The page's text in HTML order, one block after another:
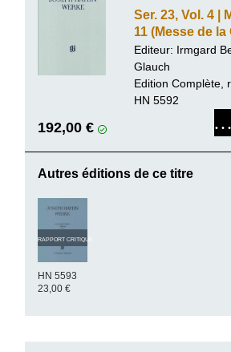
Ser. 23, Vol. 4 |
11 (Messe de
Editeur: Irmgard
Glauch
Edition Complète,
HN 5592
192,00 €
Autres éditions de ce titre
RAPPORT CRITIQUE
HN 5593
23,00 €